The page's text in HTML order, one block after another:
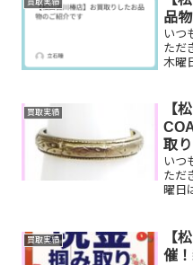
てく
品
いつ
ただ
木曜
グ
んか
買取実績
【
取
いつ
ただ
曜日
で
その
買取実績
【
催